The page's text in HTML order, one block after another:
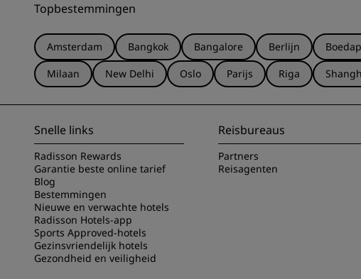
Topbestemmingen
Amsterdam Bangkok Bangalore Berlijn
Milaan
New Delhi Oslo Parijs Riga
Snelle links
Radisson Rewards
Garantie beste online tarief
Blog
Bestemmingen
Nieuwe en verwachte hotels
Radisson Hotels-app
Sports Approved-hotels
Gezinsvriendelijk hotels
Gezondheid en veiligheid
Reisbureaus
Partners
Reisagenten